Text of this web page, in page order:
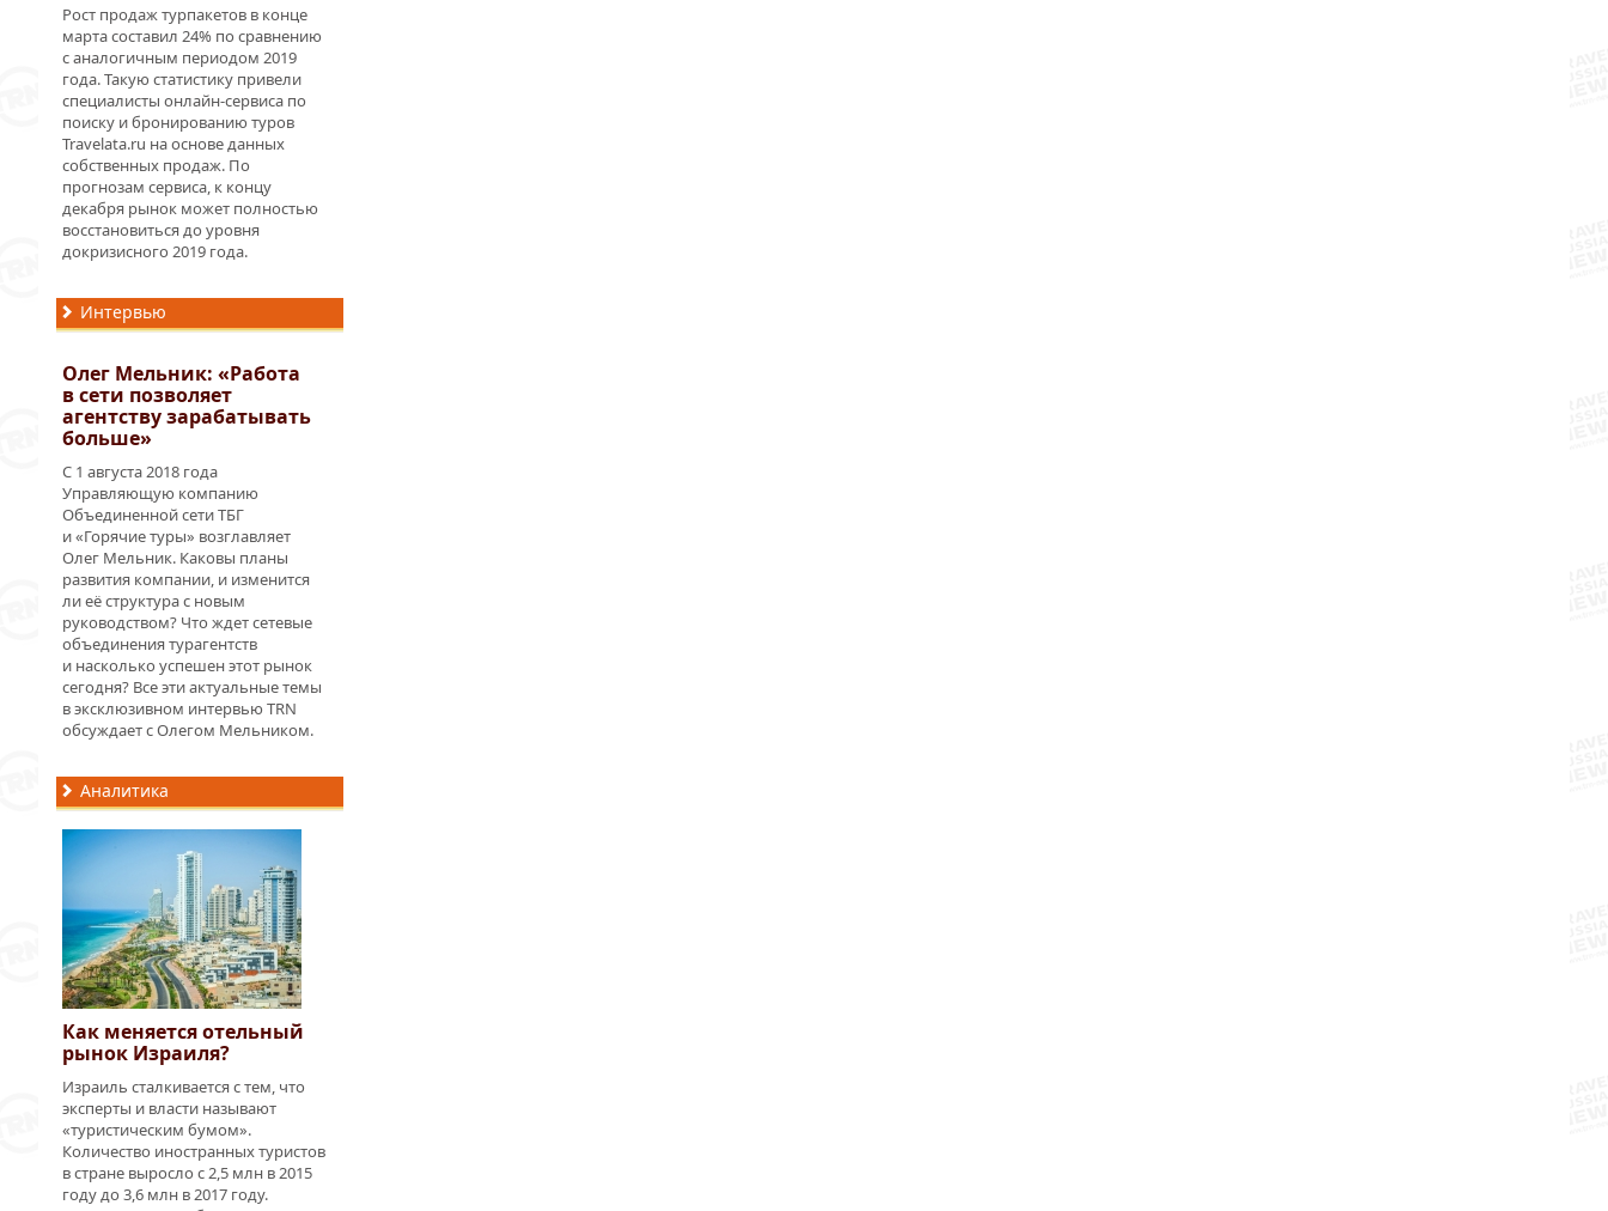
Рост продаж турпакетов в конце
марта составил 24% по сравнению
с аналогичным периодом 2019
года. Такую статистику привели
специалисты онлайн-сервиса по
поиску и бронированию туров
Travelata.ru на основе данных
собственных продаж. По
прогнозам сервиса, к концу
декабря рынок может полностью
восстановиться до уровня
докризисного 2019 года.
Интервью
Олег Мельник: «Работа
в сети позволяет
агентству зарабатывать
больше»
С 1 августа 2018 года
Управляющую компанию
Объединенной сети ТБГ
и «Горячие туры» возглавляет
Олег Мельник. Каковы планы
развития компании, и изменится
ли её структура с новым
руководством? Что ждет сетевые
объединения турагентств
и насколько успешен этот рынок
сегодня? Все эти актуальные темы
в эксклюзивном интервью TRN
обсуждает с Олегом Мельником.
Аналитика
Как меняется отельный
рынок Израиля?
Израиль сталкивается с тем, что
эксперты и власти называют
«туристическим бумом».
Количество иностранных туристов
в стране выросло с 2,5 млн в 2015
году до 3,6 млн в 2017 году.